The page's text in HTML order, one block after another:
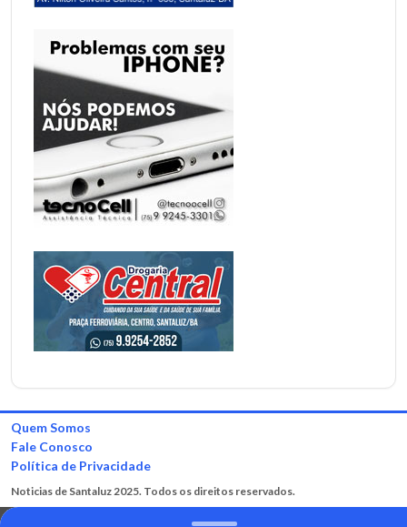
Quem Somos
Fale Conosco
Política de Privacidade
Noticias de Santaluz 2025. Todos os direitos reservados.